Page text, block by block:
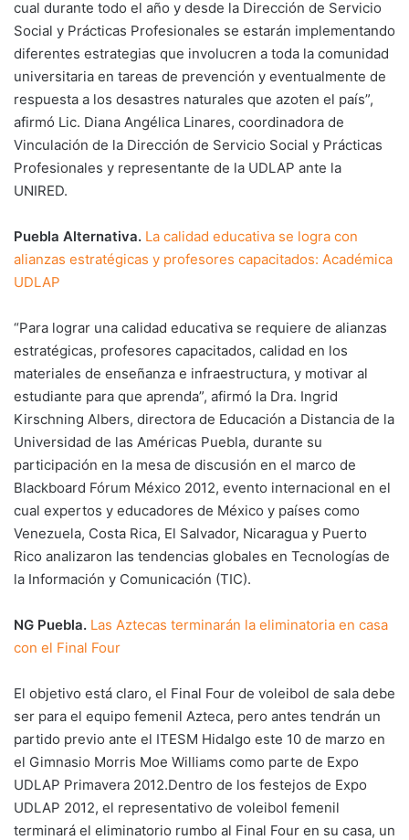
cual durante todo el año y desde la Dirección de Servicio
Social y Prácticas Profesionales se estarán implementando
diferentes estrategias que involucren a toda la comunidad
universitaria en tareas de prevención y eventualmente de
respuesta a los desastres naturales que azoten el país”,
afirmó Lic. Diana Angélica Linares, coordinadora de
Vinculación de la Dirección de Servicio Social y Prácticas
Profesionales y representante de la UDLAP ante la
UNIRED.
Puebla Alternativa. La calidad educativa se logra con
alianzas estratégicas y profesores capacitados: Académica
UDLAP
“Para lograr una calidad educativa se requiere de alianzas
estratégicas, profesores capacitados, calidad en los
materiales de enseñanza e infraestructura, y motivar al
estudiante para que aprenda”, afirmó la Dra. Ingrid
Kirschning Albers, directora de Educación a Distancia de la
Universidad de las Américas Puebla, durante su
participación en la mesa de discusión en el marco de
Blackboard Fórum México 2012, evento internacional en el
cual expertos y educadores de México y países como
Venezuela, Costa Rica, El Salvador, Nicaragua y Puerto
Rico analizaron las tendencias globales en Tecnologías de
la Información y Comunicación (TIC).
NG Puebla. Las Aztecas terminarán la eliminatoria en casa
con el Final Four
El objetivo está claro, el Final Four de voleibol de sala debe
ser para el equipo femenil Azteca, pero antes tendrán un
partido previo ante el ITESM Hidalgo este 10 de marzo en
el Gimnasio Morris Moe Williams como parte de Expo
UDLAP Primavera 2012.Dentro de los festejos de Expo
UDLAP 2012, el representativo de voleibol femenil
terminará el eliminatorio rumbo al Final Four en su casa, un